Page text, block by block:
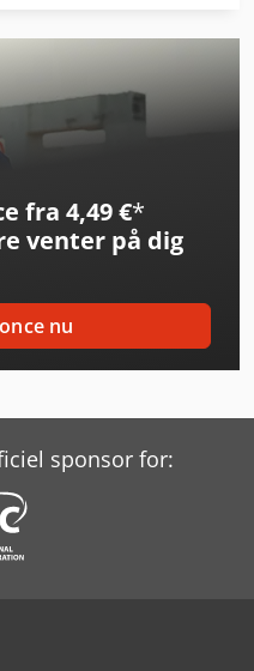
fra 4,49 €*
venter på dig
nu
sponsor for: